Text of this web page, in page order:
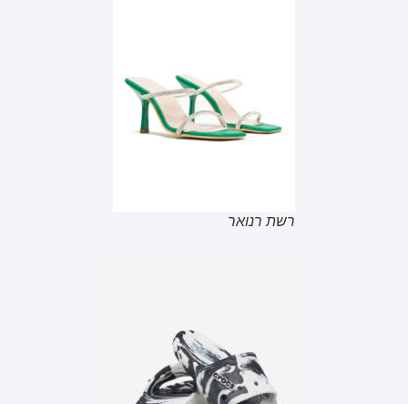
רשת רנואר